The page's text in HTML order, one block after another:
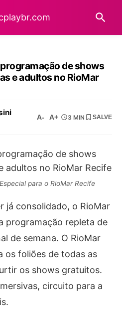
de shows
e adultos no RioMar
A- A+ 3 MIN SALVE
para o RioMar Recife
já consolidado, o RioMar
programação repleta de
de semana. O RioMar
os foliões de todas as
os shows gratuitos.
circuito para a